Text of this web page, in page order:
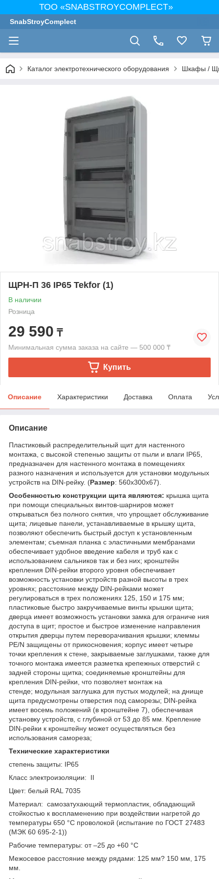
ТОО «SNABSTROYCOMPLECT»
SnabStroyComplect
Каталог электротехнического оборудования Шкафы /
ЩРН-П 36 IP65 Tekfor (1)
В наличии
Розница
29 590 ₸
Минимальная сумма заказа на сайте — 500 000 ₸
Купить
Описание Характеристики Доставка Оплата
Описание
Пластиковый распределительный щит для настенного
монтажа, с высокой степенью защиты от пыли и влаги IP65,
предназначен для настенного монтажа в помещениях
разного назначения и используется для установки модульных
устройств на DIN-рейку. (Размер: 560x300x67).
Особенностью конструкции щита являются: крышка щита
при помощи специальных винтов-шарниров может
открываться без полного снятия, что упрощает обслуживание
щита; лицевые панели, устанавливаемые в крышку щита,
позволяют обеспечить быстрый доступ к установленным
элементам; съемная планка с эластичными мембранами
обеспечивает удобное введение кабеля и труб как с
использованием сальников так и без них; кронштейн
крепления DIN-рейки второго уровня обеспечивает
возможность установки устройств разной высоты в трех
уровнях; расстояние между DIN-рейками может
регулироваться в трех положениях 125, 150 и 175 мм;
пластиковые быстро закручиваемые винты крышки щита;
дверца имеет возможность установки замка для ограниче ния
доступа в щит; простое и быстрое изменение направления
открытия дверцы путем переворачивания крышки; клеммы
PE/N защищены от прикосновения; корпус имеет четыре
точки крепления к стене, закрываемые заглушками, также для
точного монтажа имеется разметка крепежных отверстий с
задней стороны щитка; соединяемые кронштейны для
крепления DIN-рейки, что позволяет монтаж на
стенде; модульная заглушка для пустых модулей; на днище
щита предусмотрены отверстия под саморезы; DIN-рейка
имеет восемь положений (в кронштейне 7), обеспечивая
установку устройств, с глубиной от 53 до 85 мм. Крепление
DIN-рейки к кронштейну может осуществляться без
использования самореза;
Технические характеристики
степень защиты: IP65
Класс электроизоляции: II
Цвет: белый RAL 7035
Материал: самозатухающий термопластик, обладающий
стойкостью к воспламенению при воздействии нагретой до
температуры 650 °С проволокой (испытание по ГОСТ 27483
(МЭК 60 695-2-1))
Рабочие температуры: от –25 до +60 °С
Межосевое расстояние между рядами: 125 мм? 150 мм, 175
мм.